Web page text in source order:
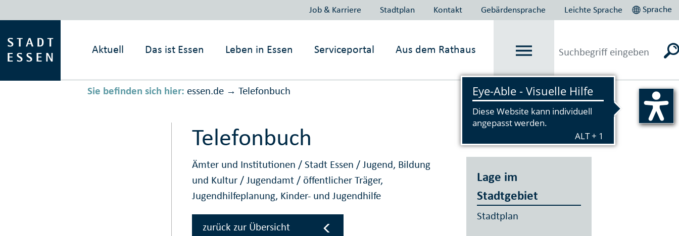
Job & Karriere Stadtplan Kontakt Gebärdensprache Leichte Sprache Sprache
Aktuell Das ist Essen Leben in Essen Serviceportal Aus dem Rathaus
Sie befinden sich hier: essen.de → Telefonbuch Vorlesen
Telefonbuch
Ämter und Institutionen /Stadt Essen /Jugend, Bildung
und Kultur /Jugendamt / öffentlicher Träger,
Jugendhilfeplanung, Kinder- und Jugendhilfe
zurück zur Übersicht
Lage im
Stadtgebiet
Stadtplan